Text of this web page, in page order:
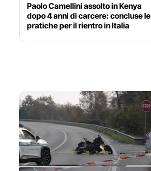
Paolo Camellini assolto in Kenya
dopo 4 anni di carcere: concluse le
pratiche per il rientro in Italia